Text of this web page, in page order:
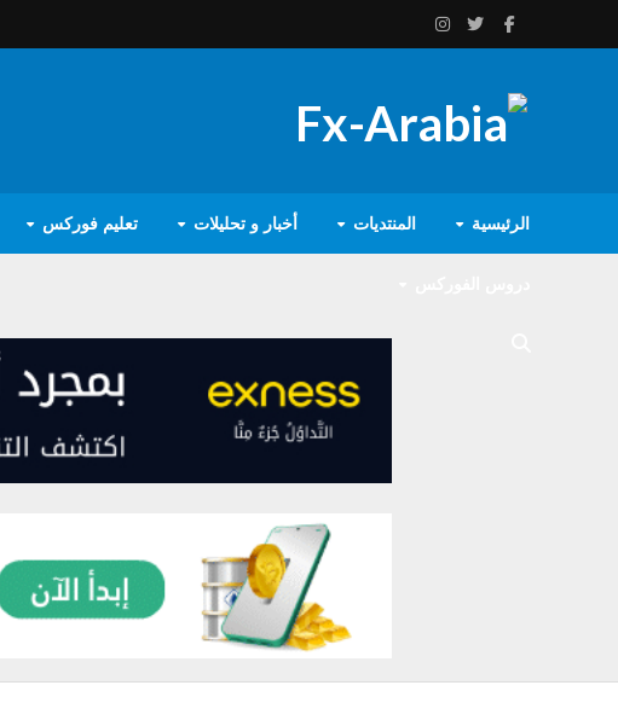
الرئيسية المنتديات أخبار و تحليلات تعليم فوركس